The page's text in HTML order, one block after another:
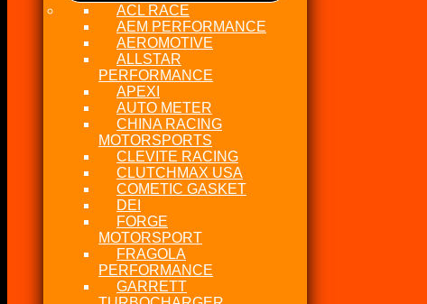
ACL RACE
AEM PERFORMANCE
AEROMOTIVE
ALLSTAR
PERFORMANCE
APEXI
AUTO METER
CHINA RACING
MOTORSPORTS
CLEVITE RACING
CLUTCHMAX USA
COMETIC GASKET
DEI
FORGE
MOTORSPORT
FRAGOLA
PERFORMANCE
GARRETT